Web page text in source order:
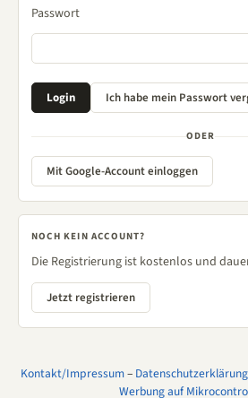
Passwort
ODER
Mit Google-Account einloggen
NOCH KEIN ACCOUNT?
Die Registrierung ist kostenlos und
Jetzt registrieren
Kontakt/Impressum– Datenschutzerklärung
Werbung auf